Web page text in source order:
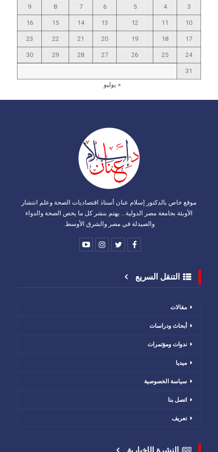
3
4
5
6
7
8
9
10
11
12
13
14
15
16
17
18
19
20
21
22
23
24
25
26
27
28
29
30
31
« يوليو
موقع خاص بالدكتور إسلام عنان أستاذ اقتصاديات الصحة وعلم انتشار
الأوبئة بجامعة مصر الدولية .. يهتم بنشر كل ما يخص الصحة والدواء
والصيدلة في مصر والشرق الأوسط.
التنقل السريع
مقالات
أبحاث ودراسات
ندوات ومؤتمرات
ميديا
سياسة الخصوصية
اتصل بنا
تعريف